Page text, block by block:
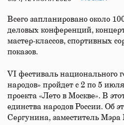
Всего запланировано около
деловых конференций,
мастер-классов, спортивных
показов.
VI фестиваль национального
народов» пройдет с 2 по 5
проекта «Лето в Москве». В
единства народов России. Об
Сергунина, заместитель Мэра